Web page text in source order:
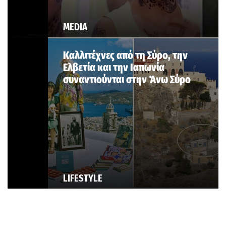
MEDIA
LIFESTYLE
Καλλιτέχνες από τη Σύρο, την
Ελβετία και την Ιαπωνία
συναντιούνται στην Άνω Σύρο